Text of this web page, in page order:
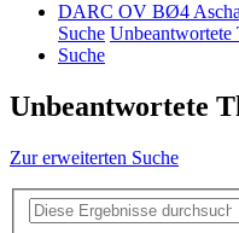
DARC OV BØ4
Suche Unbeantwortete
Suche
Unbeantwortete
Zur erweiterten Suche